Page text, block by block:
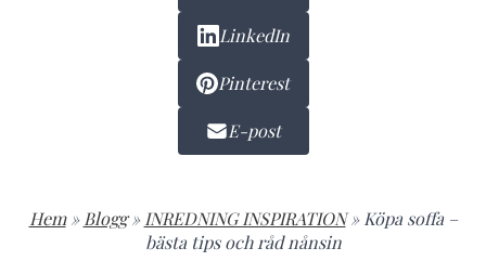
LinkedIn
Pinterest
E-post
Hem » Blogg » INREDNING INSPIRATION » Köpa soffa –
bästa tips och råd nånsin